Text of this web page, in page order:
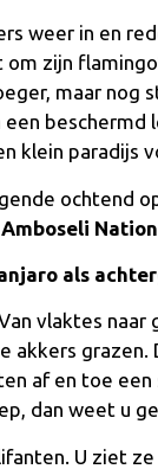
weer in en
zijn
maar nog
beschermd
klein paradijs
ochtend
Amboseli
als
vlaktes naar
akkers
af en toe
dan weet u
U ziet ze